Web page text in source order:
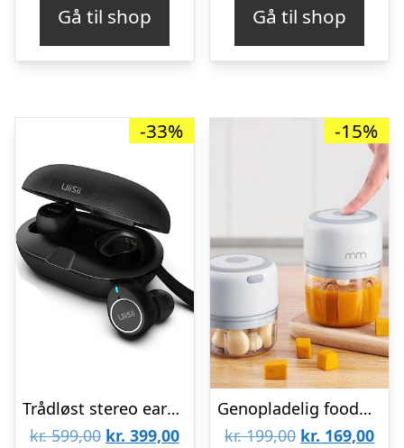
Gå til shop Gå til shop
-33%
Trådløst stereo earbuds UiiSii TWS60
kr.599,00 Den
kr. 399,00Den
-15%
Genopladelig foodprocessor
kr.199,00 Den
kr. 169,00Den